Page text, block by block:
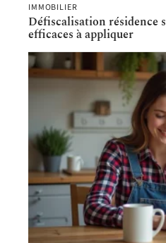
IMMOBILIER
Défiscalisation résidence
efficaces à appliquer